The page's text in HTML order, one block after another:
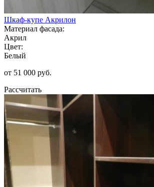
Шкаф-купе Акрилон
Материал фасада:
Акрил
Цвет:
Белый
от 51 000 руб.
Рассчитать